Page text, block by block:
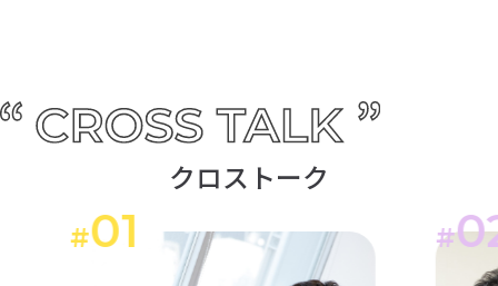
クロストーク
#01 #